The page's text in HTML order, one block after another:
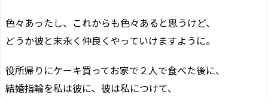
色々あったし、これからも色々あると思うけど、
どうか彼と末永く仲良くやっていけますように。
役所帰りにケーキ買ってお家で２人で食べた後に、
結婚指輪を私は彼に、彼は私につけて、